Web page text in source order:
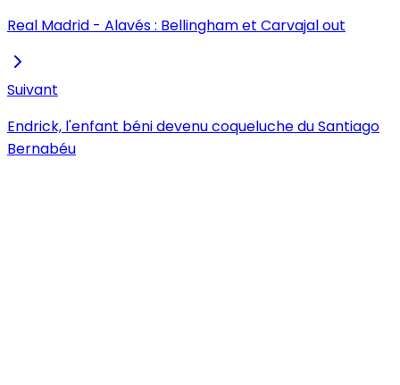
Real Madrid - Alavés : Bellingham et Carvajal out
Suivant
Endrick, l'enfant béni devenu coqueluche du Santiago
Bernabéu